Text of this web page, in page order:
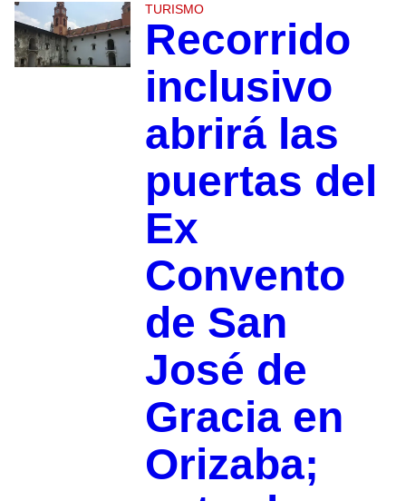
TURISMO
Recorrido
inclusivo
abrirá las
puertas del
Ex
Convento
de San
José de
Gracia en
Orizaba;